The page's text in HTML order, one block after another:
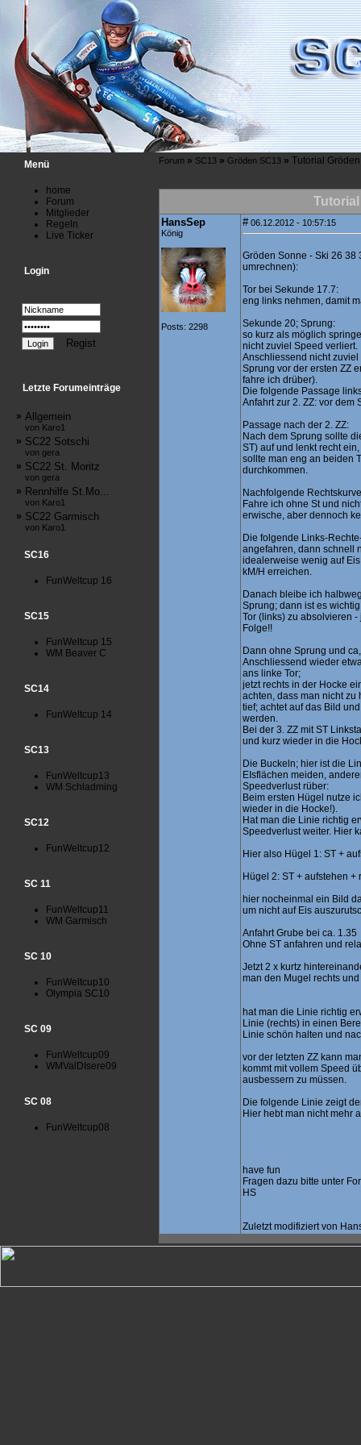
Menü
home
Forum
Mitglieder
Regeln
Live Ticker
Login
Regist
Letzte Forumeinträge
» Allgemein
von Karo1
» SC22 Sotschi
von gera
» SC22 St. Moritz
von gera
» Rennhilfe St.Mo...
von Karo1
» SC22 Garmisch
von Karo1
SC16
FunWeltcup 16
SC15
FunWeltcup 15
WM Beaver C
SC14
FunWeltcup 14
SC13
FunWeltcup13
WM Schladming
SC12
FunWeltcup12
SC 11
FunWeltcup11
WM Garmisch
SC 10
FunWeltcup10
Olympia SC10
SC 09
FunWeltcup09
WMValDIsere09
SC 08
FunWeltcup08
Forum» SC13» Gröden SC13» Tutorial Gröden
HansSep
König
Posts: 2298
#06.12.2012 - 10:57:15
Gröden Sonne - Ski 26 38
umrechnen):
Tor bei Sekunde 17.7:
eng links nehmen, damit
Sekunde 20; Sprung:
so kurz als möglich
nicht zuviel Speed verliert.
Anschliessend nicht zuviel
Sprung vor der ersten ZZ
fahre ich drüber).
Die folgende Passage
Anfahrt zur 2. ZZ: vor dem
Passage nach der 2. ZZ:
Nach dem Sprung sollte
ST) auf und lenkt recht
sollte man eng an beiden
durchkommen.
Nachfolgende
Fahre ich ohne St und
erwische, aber dennoch
Die folgende Links-
angefahren, dann schnell
idealerweise wenig auf
kM/H erreichen.
Danach bleibe ich
Sprung; dann ist es
Tor (links) zu absolvieren
Folge!!
Dann ohne Sprung und
Anschliessend wieder
ans linke Tor;
jetzt rechts in der Hocke
achten, dass man nicht zu
tief; achtet auf das Bild
werden.
Bei der 3. ZZ mit ST
und kurz wieder in die
Die Buckeln; hier ist die
EIsflächen meiden,
Speedverlust rüber:
Beim ersten Hügel nutze
wieder in die Hocke!).
Hat man die Linie richtig
Speedverlust weiter. Hier
Hier also Hügel 1: ST +
Hügel 2: ST + aufstehen
hier nocheinmal ein Bild
um nicht auf Eis
Anfahrt Grube bei ca. 1.35
Ohne ST anfahren und
Jetzt 2 x kurtz
man den Mugel rechts
hat man die Linie richtig
Linie (rechts) in einen
Linie schön halten und
vor der letzten ZZ kann
kommt mit vollem Speed
ausbessern zu müssen.
Die folgende Linie zeigt
Hier hebt man nicht mehr
have fun
Fragen dazu bitte unter
HS
Zuletzt modifiziert von